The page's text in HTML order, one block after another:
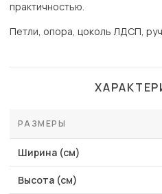
практичностью.
Петли, опора, цоколь ЛДСП,
РАЗМЕРЫ
Ширина (см)
Высота (см)